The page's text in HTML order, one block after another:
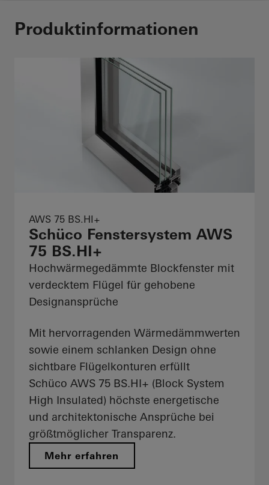
Produktinformationen
AWS 75 BS.HI+
Schüco Fenstersystem AWS
75 BS.HI+
Hochwärmegedämmte Blockfenster mit
verdecktem Flügel für gehobene
Designansprüche
Mit hervorragenden Wärmedämmwerten
sowie einem schlanken Design ohne
sichtbare Flügelkonturen erfüllt
Schüco AWS 75 BS.HI+ (Block System
High Insulated) höchste energetische
und architektonische Ansprüche bei
größtmöglicher Transparenz.
Mehr erfahren